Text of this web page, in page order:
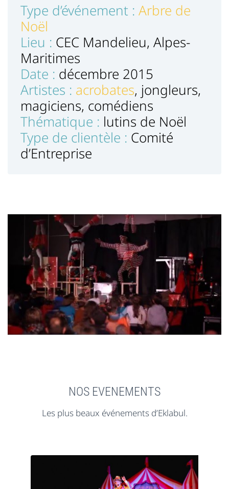
Type d’événement : Arbre de
Noël
Lieu : CEC Mandelieu, Alpes-
Maritimes
Date : décembre 2015
Artistes : acrobates, jongleurs,
magiciens, comédiens
Thématique : lutins de Noël
Type de clientèle : Comité
d’Entreprise
NOS EVENEMENTS
Les plus beaux événements d’Eklabul.